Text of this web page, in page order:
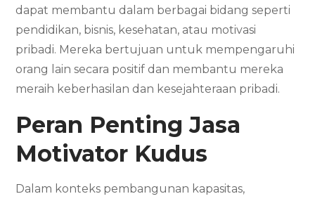
dapat membantu dalam berbagai bidang seperti
pendidikan, bisnis, kesehatan, atau motivasi
pribadi. Mereka bertujuan untuk mempengaruhi
orang lain secara positif dan membantu mereka
meraih keberhasilan dan kesejahteraan pribadi.
Peran Penting Jasa
Motivator Kudus
Dalam konteks pembangunan kapasitas,